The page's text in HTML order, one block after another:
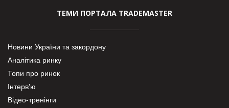
ТЕМИ ПОРТАЛА TRADEMASTER
Новини України та закордону
Аналітика ринку
Топи про ринок
Інтерв’ю
Відео-тренінги